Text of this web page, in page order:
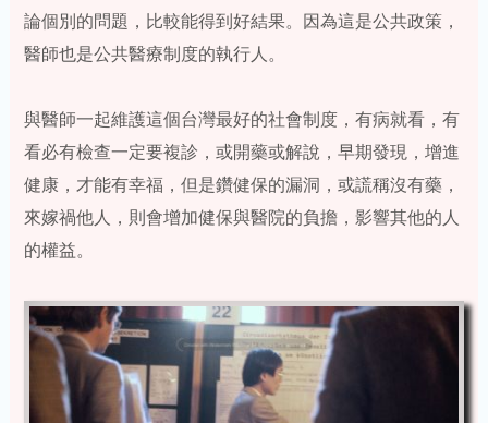
論個別的問題，比較能得到好結果。因為這是公共政策，
醫師也是公共醫療制度的執行人。
與醫師一起維護這個台灣最好的社會制度，有病就看，有
看必有檢查一定要複診，或開藥或解說，早期發現，增進
健康，才能有幸福，但是鑽健保的漏洞，或謊稱沒有藥，
來嫁禍他人，則會增加健保與醫院的負擔，影響其他的人
的權益。